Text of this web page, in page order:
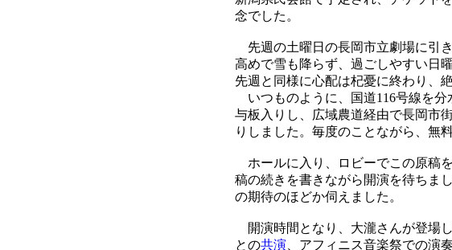
念でした。
先週の土曜日の長岡市立劇場に引
高めで雪も降らず、過ごしやすい日
先週と同様に心配は杞憂に終わり、
いつものように、国道116号線を分
与板入りし、広域農道経由で長岡市
りしました。毎度のことながら、無
ホールに入り、ロビーでこの原稿
稿の続きを書きながら開演を待ちま
の期待のほどか伺えました。
開演時間となり、大瀧さんが登場
との共演 、アフィニス音楽祭での演